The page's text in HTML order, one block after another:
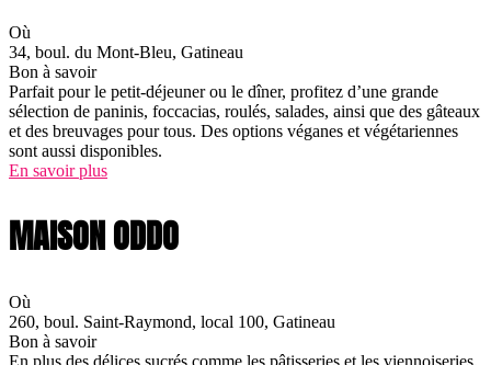
Où
34, boul. du Mont-Bleu, Gatineau
Bon à savoir
Parfait pour le petit-déjeuner ou le dîner, profitez d’une grande
sélection de paninis, foccacias, roulés, salades, ainsi que des gâteaux
et des breuvages pour tous. Des options véganes et végétariennes
sont aussi disponibles.
En savoir plus
MAISON ODDO
Où
260, boul. Saint-Raymond, local 100, Gatineau
Bon à savoir